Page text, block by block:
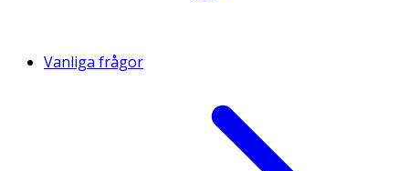
Vanliga frågor